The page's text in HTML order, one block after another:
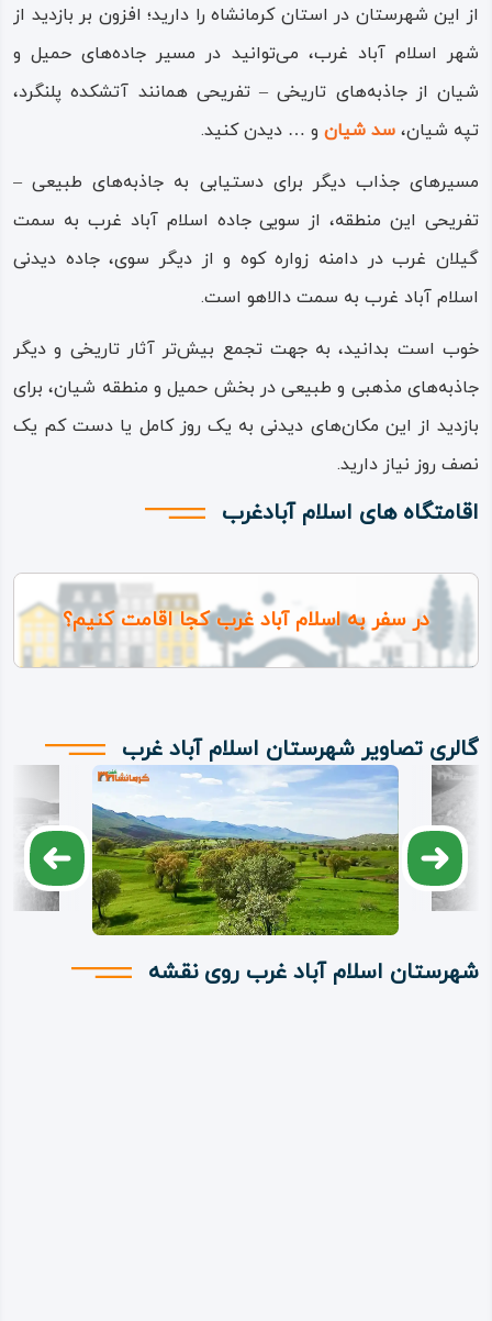
عبارتند از: سراب شرف‌ آباد، سراب شیان، سد شیان، سراب
هرسم، سراب حمیل، سراب سه‌ رنه‌ شور.
جاذبه‌های مذهبی شهرستان اسلام‌ آباد غرب عبارتند از: بقعه
امام‌ زاده حسن، بقعه امام‌ زاده علی‌ اکبر، بقعه امام‌ زاده قاضی‌
وند (الکیا). همچنین: سراب خه‌ مان ارکوازی، تپه چیاجنگل،
ناحیه پیرامون بنای ساسانی فیروزآباد و منطقه مومه نیز از
زیبایی‌های طبیعی این شهرستان هستند.
از این شهرستان در استان کرمانشاه را داريد؛ افزون بر بازدید از
شهر اسلام‌ آباد غرب، می‌توانيد در مسير جاده‌های حميل و
شيان از جاذبه‌های تاريخی – تفريحی همانند آتشكده پلنگرد،
تپه شیان، سد شیان و … دیدن کنید.
مسیرهای جذاب دیگر برای دستیابی به جاذبه‌های طبیعی –
تفریحی این منطقه، از سویی جاده اسلام‌ آباد غرب به سمت
گیلان غرب در دامنه زواره کوه و از دیگر سوی، جاده دیدنی
اسلام‌ آباد غرب به سمت دالاهو است.
خوب است بدانید، به جهت تجمع بیش‌تر آثار تاریخی و دیگر
جاذبه‌های مذهبی و طبیعی در بخش حمیل و منطقه شیان، برای
بازدید از این مکان‌های دیدنی به یک روز کامل یا دست‌ کم یک
نصف روز نیاز دارید.
اقامتگاه های اسلام آبادغرب
در سفر به اسلام آباد غرب کجا اقامت کنیم؟
گالری تصاویر شهرستان اسلام‌ آباد غرب
شهرستان اسلام‌ آباد غرب روی نقشه